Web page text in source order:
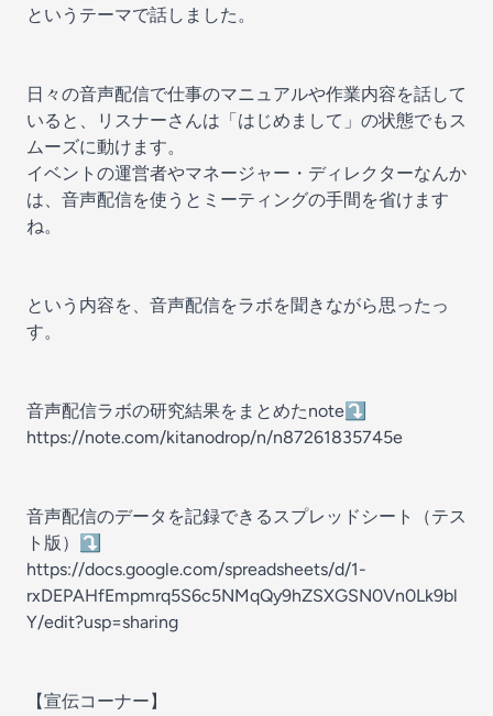
というテーマで話しました。
日々の音声配信で仕事のマニュアルや作業内容を話して
いると、リスナーさんは「はじめまして」の状態でもス
ムーズに動けます。
イベントの運営者やマネージャー・ディレクターなんか
は、音声配信を使うとミーティングの手間を省けます
ね。
という内容を、音声配信をラボを聞きながら思ったっ
す。
音声配信ラボの研究結果をまとめたnote⤵️
https://note.com/kitanodrop/n/n87261835745e
音声配信のデータを記録できるスプレッドシート（テス
ト版）⤵️
https://docs.google.com/spreadsheets/d/1-
rxDEPAHfEmpmrq5S6c5NMqQy9hZSXGSN0Vn0Lk9bl
Y/edit?usp=sharing
【宣伝コーナー】